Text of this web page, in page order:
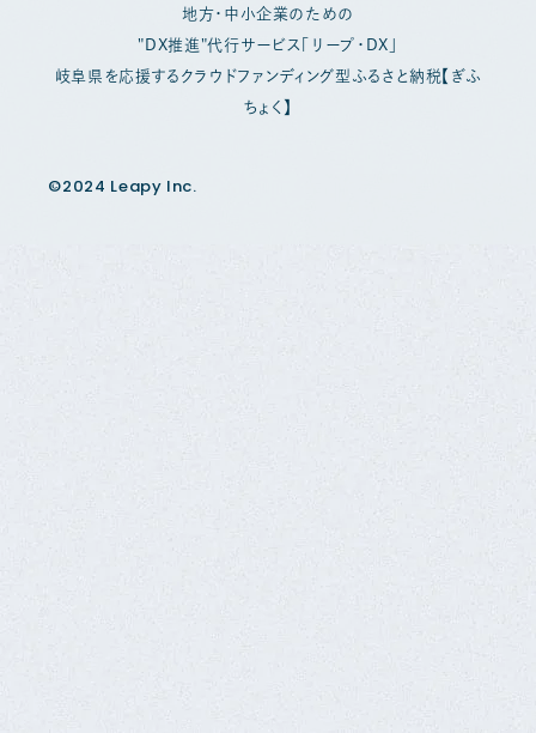
地方・中小企業のための
"DX推進"代行サービス「リープ・DX」
岐阜県を応援するクラウドファンディング型ふるさと納税【ぎふ
ちょく】
©2024 Leapy Inc.